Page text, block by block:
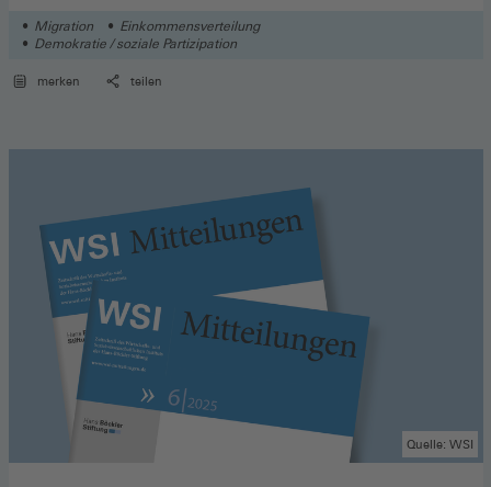
Migration
Einkommensverteilung
Demokratie / soziale Partizipation
merken teilen
Quelle: WSI